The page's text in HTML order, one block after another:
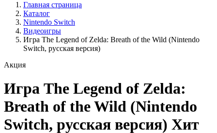
Главная страница
Каталог
Nintendo Switch
Видеоигры
Игра The Legend of Zelda: Breath of the Wild (Nintendo
Switch, русская версия)
Акция
Игра The Legend of Zelda:
Breath of the Wild (Nintendo
Switch, русская версия) Хит